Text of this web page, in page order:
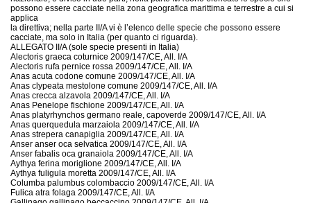
possono essere cacciate nella zona geografica marittima e terrestre a cui si
applica
la direttiva; nella parte II/A vi è l’elenco delle specie che possono essere
cacciate, ma solo in Italia (per quanto ci riguarda).
ALLEGATO II/A (sole specie presenti in Italia)
Alectoris graeca coturnice 2009/147/CE, All. I/A
Alectoris rufa pernice rossa 2009/147/CE, All. I/A
Anas acuta codone comune 2009/147/CE, All. I/A
Anas clypeata mestolone comune 2009/147/CE, All. I/A
Anas crecca alzavola 2009/147/CE, All. I/A
Anas Penelope fischione 2009/147/CE, All. I/A
Anas platyrhynchos germano reale, capoverde 2009/147/CE, All. I/A
Anas querquedula marzaiola 2009/147/CE, All. I/A
Anas strepera canapiglia 2009/147/CE, All. I/A
Anser anser oca selvatica 2009/147/CE, All. I/A
Anser fabalis oca granaiola 2009/147/CE, All. I/A
Aythya ferina moriglione 2009/147/CE, All. I/A
Aythya fuligula moretta 2009/147/CE, All. I/A
Columba palumbus colombaccio 2009/147/CE, All. I/A
Fulica atra folaga 2009/147/CE, All. I/A